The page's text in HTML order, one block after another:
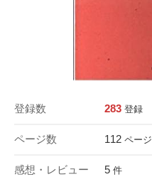
登録数 283 登録
ページ数 112 ページ
感想・レビュー 5 件